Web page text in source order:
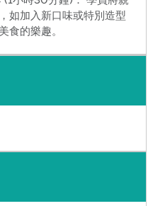
如加入新口味或特別造型
食的樂趣。